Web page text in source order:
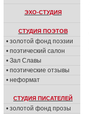
ЭХО-СТУДИЯ
СТУДИЯ ПОЭТОВ
• золотой фонд поэзии
• поэтический салон
• Зал Славы
• поэтические отзывы
• неформат
СТУДИЯ ПИСАТЕЛЕЙ
• золотой фонд прозы